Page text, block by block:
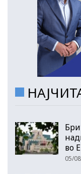
во
05/